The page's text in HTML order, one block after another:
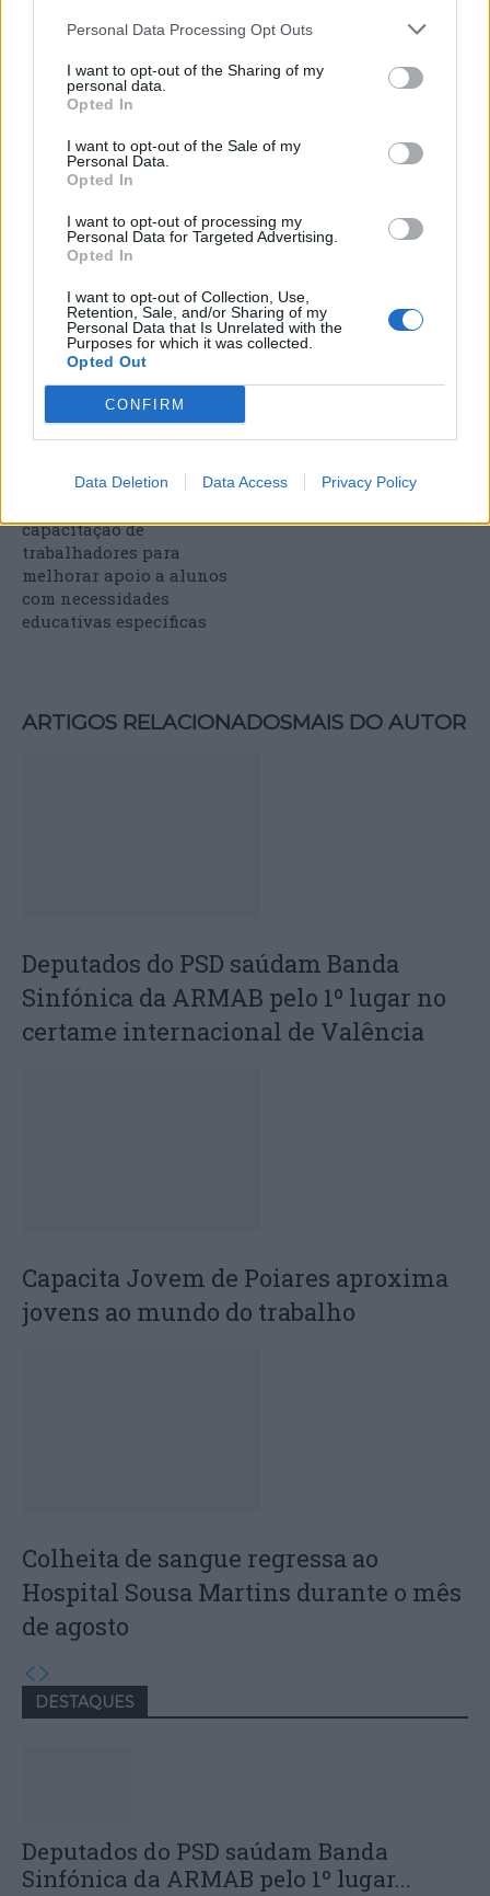
Personal Data Processing Opt Outs
I want to opt-out of the Sharing of my
personal data.
Opted In
I want to opt-out of the Sale of my
Personal Data.
Opted In
I want to opt-out of processing my
Personal Data for Targeted Advertising.
Opted In
I want to opt-out of Collection, Use,
Retention, Sale, and/or Sharing of my
Personal Data that Is Unrelated with the
Purposes for which it was collected.
Opted Out
CONFIRM
Data Deletion Data Access Privacy Policy
oferecer cerca de 10 mil fogacinhas às crianças do
pré-escolar e 1ºciclo do concelho (rede pública e
privada) como forma de sensibilização para a
importância de preservar o verdadeiro pão doce de
Santa Maria da Feira.
Saiba mais sobre a Festa das Fogaceiras em cm-
feira.pt/fogaceiras2025.
Município de Montemor-
capacitação de
trabalhadores para
melhorar apoio a alunos
com necessidades
educativas específicas
Cobertura do Mercado da
ARTIGOS RELACIONADOSMAIS DO AUTOR
Deputados do PSD saúdam Banda
Sinfónica da ARMAB pelo 1º lugar no
certame internacional de Valência
Capacita Jovem de Poiares aproxima
jovens ao mundo do trabalho
Colheita de sangue regressa ao
Hospital Sousa Martins durante o mês
de agosto
DESTAQUES
Deputados do PSD saúdam Banda
Sinfónica da ARMAB pelo 1º lugar...